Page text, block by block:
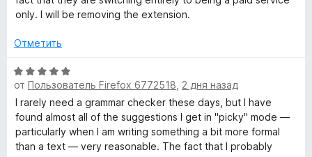
ф
и
и
-
5
н
н
н
а
1
и
з
5
only. I will be removing the extension.
Отметить
О
ц
е
н
е
н
от Пользователь Firefox 6772518 2 дня назад
I rarely need a grammar checker these days, but I have
found almost all of the suggestions I get in "picky" mode —
particularly when I am writing something a bit more formal
than a text — very reasonable. The fact that I probably